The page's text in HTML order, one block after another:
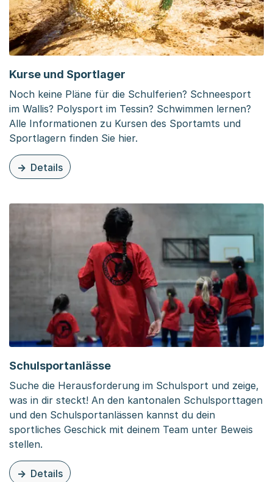
Kurse und Sportlager
Noch keine Pläne für die Schulferien? Schneesport
im Wallis? Polysport im Tessin? Schwimmen lernen?
Alle Informationen zu Kursen des Sportamts und
Sportlagern finden Sie hier.
Details
zu dieser Organisationsseite: Kurse und Sportlager
Schulsportanlässe
Suche die Herausforderung im Schulsport und zeige,
was in dir steckt! An den kantonalen Schulsporttagen
und den Schulsportanlässen kannst du dein
sportliches Geschick mit deinem Team unter Beweis
stellen.
Details
zu dieser Organisationsseite: Schulsportanlässe